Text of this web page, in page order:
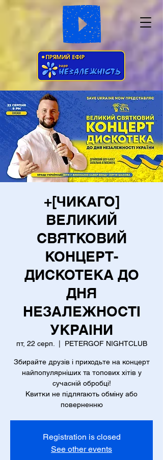
+[ЧИКАГО]
ВЕЛИКИЙ
СВЯТКОВИЙ
КОНЦЕРТ-
ДИСКОТЕКА ДО
ДНЯ
НЕЗАЛЕЖНОСТІ
УКРАІНИ
пт, 22 серп. PETERGOF NIGHTCLUB
Збирайте друзів і приходьте на концерт
найпопулярніших та топових хітів у
сучасній обробці!
Квитки не підлягають обміну або
поверненню
Registration is closed
See other events